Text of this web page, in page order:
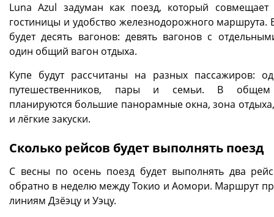
Luna Azul задуман как поезд, который совмещает
гостиницы и удобство железнодорожного маршрута.
будет десять вагонов: девять вагонов с
один общий вагон отдыха.
Купе будут рассчитаны на разных пассажиров:
путешественников, пары и семьи. В общем
планируются большие панорамные окна, зона
и лёгкие закуски.
Сколько рейсов будет выполнять поезд
С весны по осень поезд будет выполнять два
обратно в неделю между Токио и Аомори. Маршрут
линиям Дзёэцу и Уэцу.